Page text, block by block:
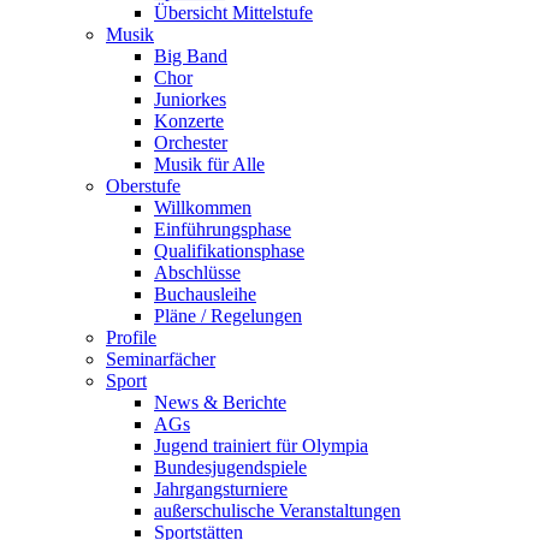
Übersicht Mittelstufe
Musik
Big Band
Chor
Juniorkes
Konzerte
Orchester
Musik für Alle
Oberstufe
Willkommen
Einführungsphase
Qualifikationsphase
Abschlüsse
Buchausleihe
Pläne / Regelungen
Profile
Seminarfächer
Sport
News & Berichte
AGs
Jugend trainiert für Olympia
Bundesjugendspiele
Jahrgangsturniere
außerschulische Veranstaltungen
Sportstätten